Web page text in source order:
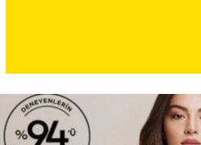
Araştırma